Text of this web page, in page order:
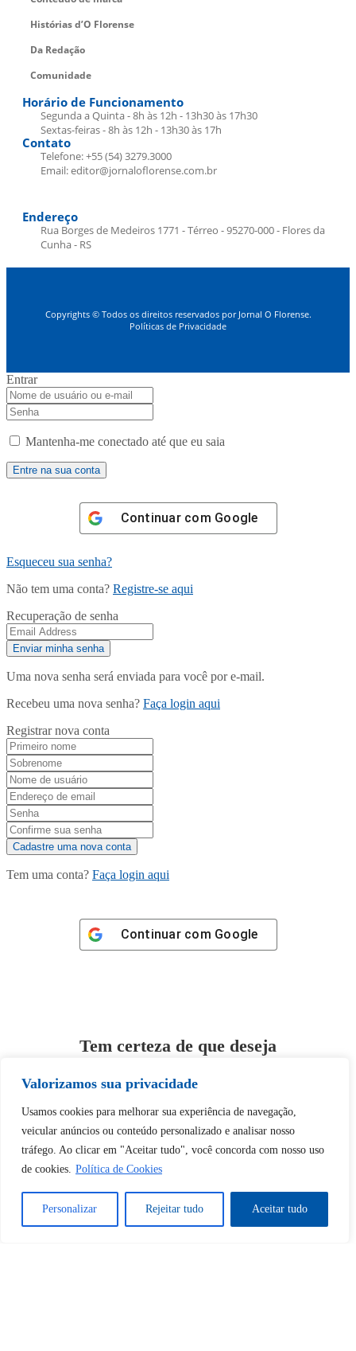
Valorizamos sua privacidade
Usamos cookies para melhorar sua experiência de navegação,
veicular anúncios ou conteúdo personalizado e analisar nosso
tráfego. Ao clicar em "Aceitar tudo", você concorda com nosso uso
de cookies. Política de Cookies
Personalizar Rejeitar tudo Aceitar tudo
Histórias d’O Florense
Da Redação
Comunidade
Horário de Funcionamento
Segunda a Quinta - 8h às 12h - 13h30 às 17h30
Sextas-feiras - 8h às 12h - 13h30 às 17h
Contato
Telefone: +55 (54) 3279.3000
Email: editor@jornaloflorense.com.br
Endereço
Rua Borges de Medeiros 1771 - Térreo - 95270-000 - Flores da
Cunha - RS
Copyrights © Todos os direitos reservados por Jornal O Florense.
Políticas de Privacidade
Entrar
Mantenha-me conectado até que eu saia
Continuar com Google
Esqueceu sua senha?
Não tem uma conta? Registre-se aqui
Recuperação de senha
Uma nova senha será enviada para você por e-mail.
Recebeu uma nova senha? Faça login aqui
Registrar nova conta
Tem uma conta? Faça login aqui
Continuar com Google
Tem certeza de que deseja
Desbloquear esquerda : 0